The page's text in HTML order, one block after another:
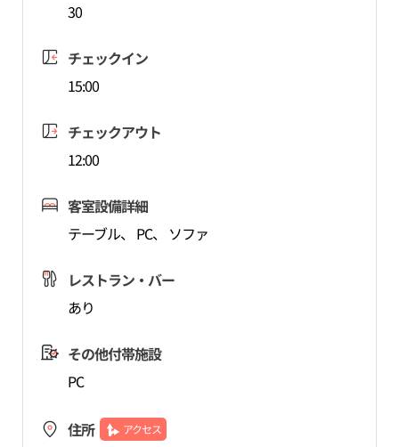
30
チェックイン
15:00
チェックアウト
12:00
客室設備詳細
テーブル、 PC、 ソファ
レストラン・バー
あり
その他付帯施設
PC
住所 アクセス